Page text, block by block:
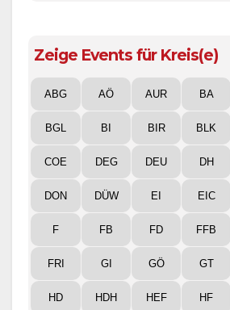
Zeige Events für Kreis(e)
ABG AÖ AUR BA
BGL BI BIR BLK
COE DEG DEU DH
DON DÜW EI EIC
F FB FD FFB
FRI GI GÖ GT
HD HDH HEF HF